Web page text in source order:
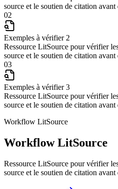
source et le soutien de citation
02
Exemples à vérifier 2
Ressource LitSource pour vérifier
source et le soutien de citation
03
Exemples à vérifier 3
Ressource LitSource pour vérifier
source et le soutien de citation
Workflow LitSource
Workflow LitSource
Ressource LitSource pour vérifier
source et le soutien de citation